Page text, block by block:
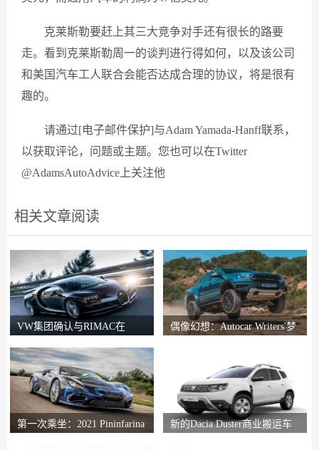
克莱斯勒要赶上其三大竞争对手还有很长的路要
走。看到克莱斯勒周一的谈判进行得如何，以及该公司
和美国汽车工人联合会能否达成合理的协议，将是很有
趣的。
请通过[电子邮件保护]与Adam Yamada-Hanff联系，
以获取评论，问题或主题。您也可以在Twitter
@AdamsAutoAdvice上关注他
相关文章阅读
VW集团确认与RIMAC在
偶像幻想：Autocar Writers'梦
第一次乘坐：2021 Pininfarina
新的Dacia Duster商业搬运车